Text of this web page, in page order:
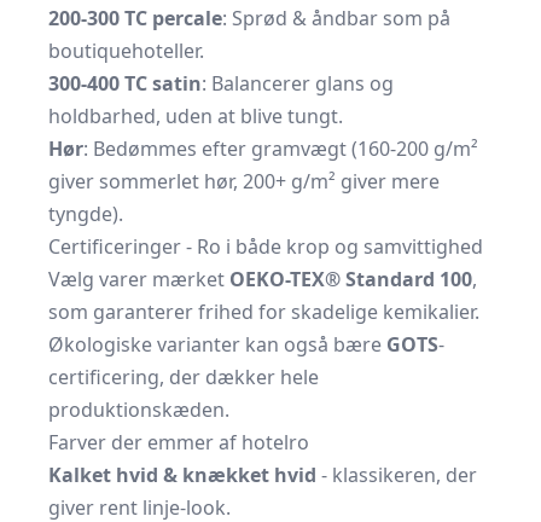
200-300 TC percale: Sprød & åndbar som på
boutiquehoteller.
300-400 TC satin: Balancerer glans og
holdbarhed, uden at blive tungt.
Hør: Bedømmes efter gramvægt (160-200 g/m²
giver sommerlet hør, 200+ g/m² giver mere
tyngde).
Certificeringer - Ro i både krop og samvittighed
Vælg varer mærket OEKO-TEX® Standard 100,
som garanterer frihed for skadelige kemikalier.
Økologiske varianter kan også bære GOTS-
certificering, der dækker hele
produktionskæden.
Farver der emmer af hotelro
Kalket hvid & knækket hvid - klassikeren, der
giver rent linje-look.